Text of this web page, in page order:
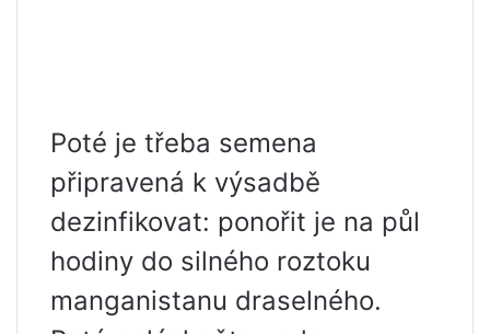
Poté je třeba semena
připravená k výsadbě
dezinfikovat: ponořit je na půl
hodiny do silného roztoku
manganistanu draselného.